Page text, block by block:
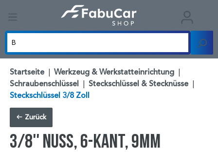
Startseite | Werkzeug & Werkstatteinrichtung |
Schraubenschlüssel | Steckschlüssel & Stecknüsse |
Steckschlüssel 3/8 Zoll
Zurück
3/8'' Nuss, 6-kant, 9mm